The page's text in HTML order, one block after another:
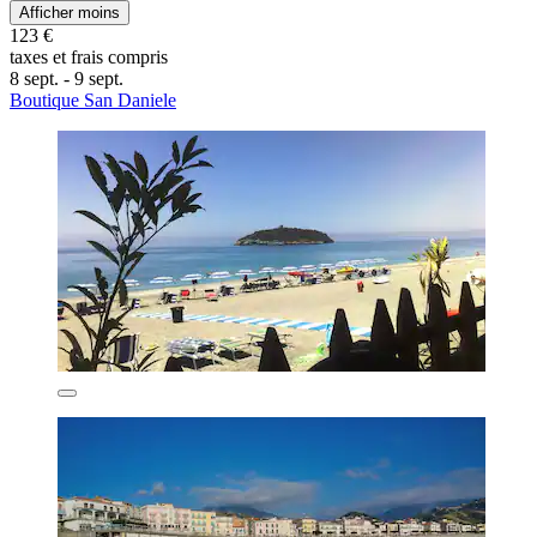
Afficher moins
123 €
taxes et frais compris
8 sept. - 9 sept.
Boutique San Daniele